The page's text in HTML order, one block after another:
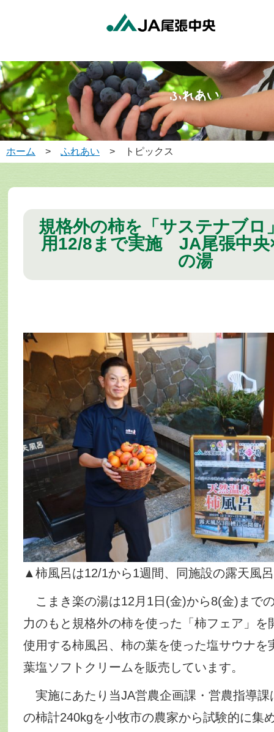
ホーム > ふれあい > トピックス
規格外の柿を「サステナブロ
用12/8まで実施 JA尾張中央
の湯
▲柿風呂は12/1から1週間、同施設の露天風
こまき楽の湯は12月1日(金)から8(金)まで
力のもと規格外の柿を使った「柿フェア」を
使用する柿風呂、柿の葉を使った塩サウナを
葉塩ソフトクリームを販売しています。
実施にあたり当JA営農企画課・営農指導課
の柿計240kgを小牧市の農家から試験的に集